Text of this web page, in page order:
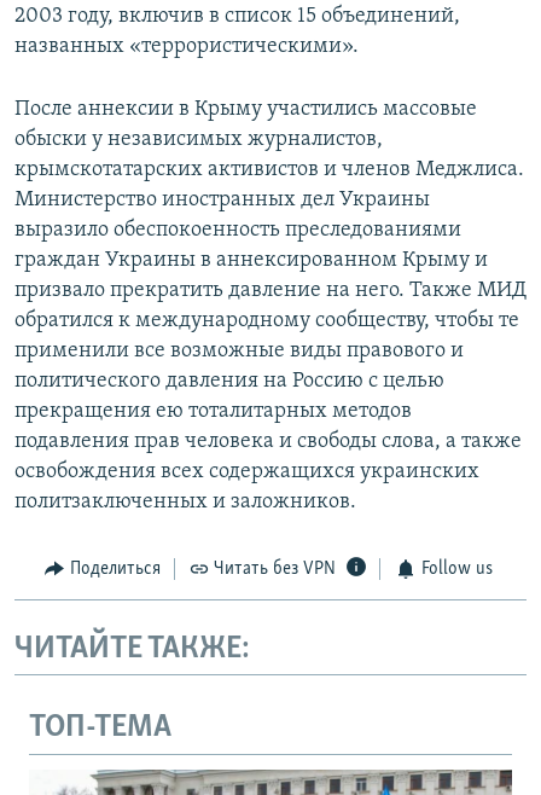
2003 году, включив в список 15 объединений,
названных «террористическими».
После аннексии в Крыму участились массовые
обыски у независимых журналистов,
крымскотатарских активистов и членов Меджлиса.
Министерство иностранных дел Украины
выразило обеспокоенность преследованиями
граждан Украины в аннексированном Крыму и
призвало прекратить давление на него. Также МИД
обратился к международному сообществу, чтобы те
применили все возможные виды правового и
политического давления на Россию с целью
прекращения ею тоталитарных методов
подавления прав человека и свободы слова, а также
освобождения всех содержащихся украинских
политзаключенных и заложников.
Поделиться Читать без VPN Follow us
ЧИТАЙТЕ ТАКЖЕ:
ТОП-ТЕМА